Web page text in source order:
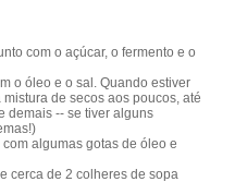
com o açúcar, o fermento e o
o óleo e o sal. Quando estiver
de secos aos poucos, até
demais -- se tiver alguns
algumas gotas de óleo e
cerca de 2 colheres de sopa